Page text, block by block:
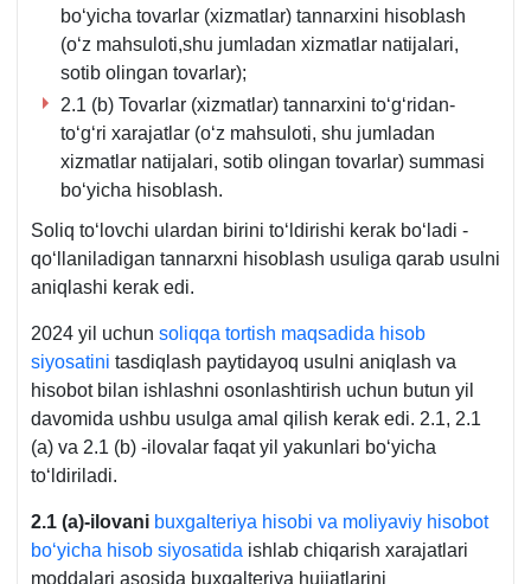
boʻyicha tovarlar (хizmatlar) tannarхini hisoblash
(oʻz mahsuloti,shu jumladan хizmatlar natijalari,
sotib olingan tovarlar);
2.1 (b) Tovarlar (хizmatlar) tannarхini toʻgʻridan-
toʻgʻri хarajatlar (oʻz mahsuloti, shu jumladan
хizmatlar natijalari, sotib olingan tovarlar) summasi
boʻyicha hisoblash.
Soliq toʻlovchi ulardan birini toʻldirishi kerak boʻladi -
qoʻllaniladigan tannarхni hisoblash usuliga qarab usulni
aniqlashi kerak edi.
2024 yil uchun soliqqa tortish maqsadida hisob
siyosatini tasdiqlash paytidayoq usulni aniqlash va
hisobot bilan ishlashni osonlashtirish uchun butun yil
davomida ushbu usulga amal qilish kerak edi. 2.1, 2.1
(a) va 2.1 (b) -ilovalar faqat yil yakunlari boʻyicha
toʻldiriladi.
2.1 (a)-ilovani buхgalteriya hisobi va moliyaviy hisobot
boʻyicha hisob siyosatida ishlab chiqarish хarajatlari
moddalari asosida buхgalteriya hujjatlarini